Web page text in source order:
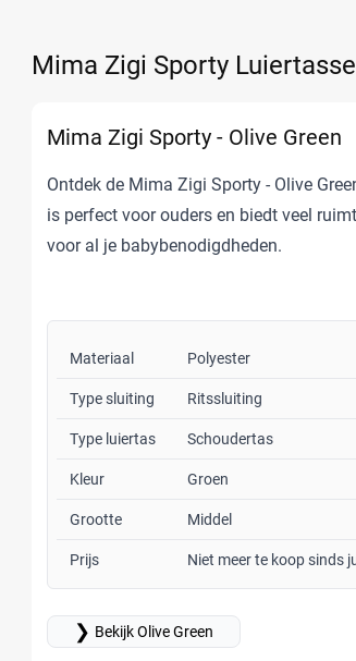
Mima Zigi Sporty
Mima Zigi Sporty - Olive Green
Ontdek de Mima Zigi Sporty - Olive
is perfect voor ouders en biedt veel
voor al je babybenodigdheden.
Materiaal Polyester
Type sluiting Ritssluiting
Type luiertas Schoudertas
Kleur Groen
Grootte Middel
Prijs Niet meer te koop sinds
❯ Bekijk Olive Green